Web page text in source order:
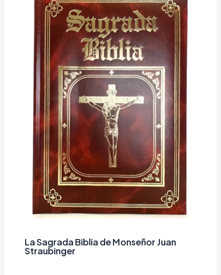
La Sagrada Biblia de Monseñor Juan
Straubinger